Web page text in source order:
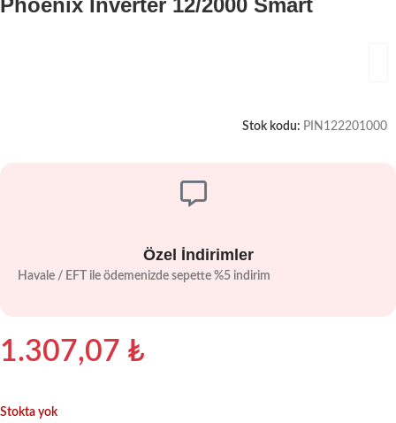
Phoenix Inverter 12/2000 Smart
Stok kodu: PIN122201000
Özel İndirimler
Havale / EFT ile ödemenizde sepette %5 indirim
1.307,07 ₺
Stokta yok